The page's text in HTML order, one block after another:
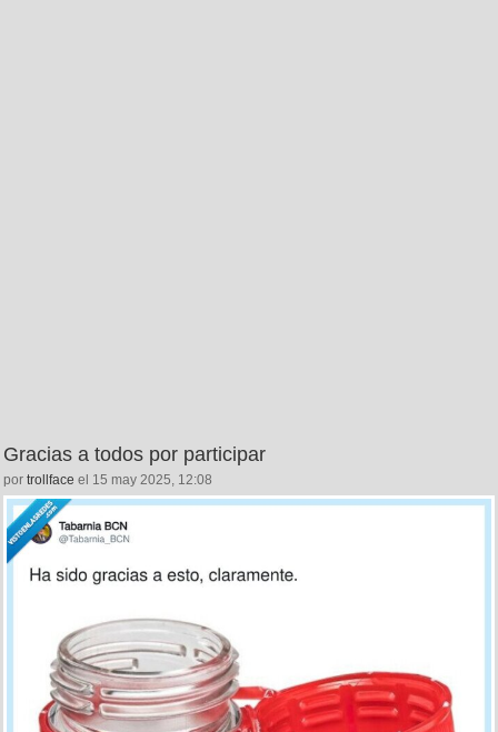
Gracias a todos por participar
por trollface el 15 may 2025, 12:08